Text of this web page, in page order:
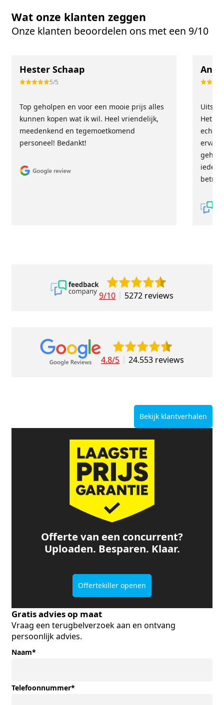
Wat onze klanten zeggen
Onze klanten beoordelen ons met een 9/10
Hester Schaap
5/5
Top geholpen en voor een mooie prijs alles
kunnen kopen wat ik wil. Heel vriendelijk,
meedenkend en tegemoetkomend
personeel! Bedankt!
Het
echt
9/10 5272 reviews
4.8/5 24.553 reviews
Bekijk klantverhalen
Offerte van een concurrent?
Uploaden. Besparen. Klaar.
Offertekiller openen
Gratis advies op maat
Vraag een terugbelverzoek aan en ontvang
persoonlijk advies.
Naam*
Telefoonnummer*